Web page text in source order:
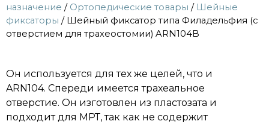
назначение / Ортопедические товары / Шейные
фиксаторы / Шейный фиксатор типа Филадельфия (с
отверстием для трахеостомии) ARN104B
Он используется для тех же целей, что и
ARN104. Спереди имеется трахеальное
отверстие. Он изготовлен из пластозата и
подходит для МРТ, так как не содержит